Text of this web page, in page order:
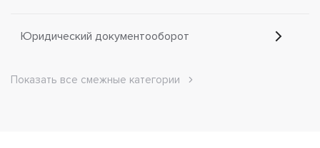
Юридический документооборот
Показать все смежные категории